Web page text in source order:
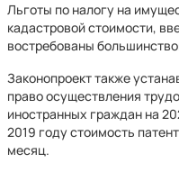
Льготы по налогу на
кадастровой стоимости,
востребованы
Законопроект также
право осуществления
иностранных граждан на
2019 году стоимость
месяц.